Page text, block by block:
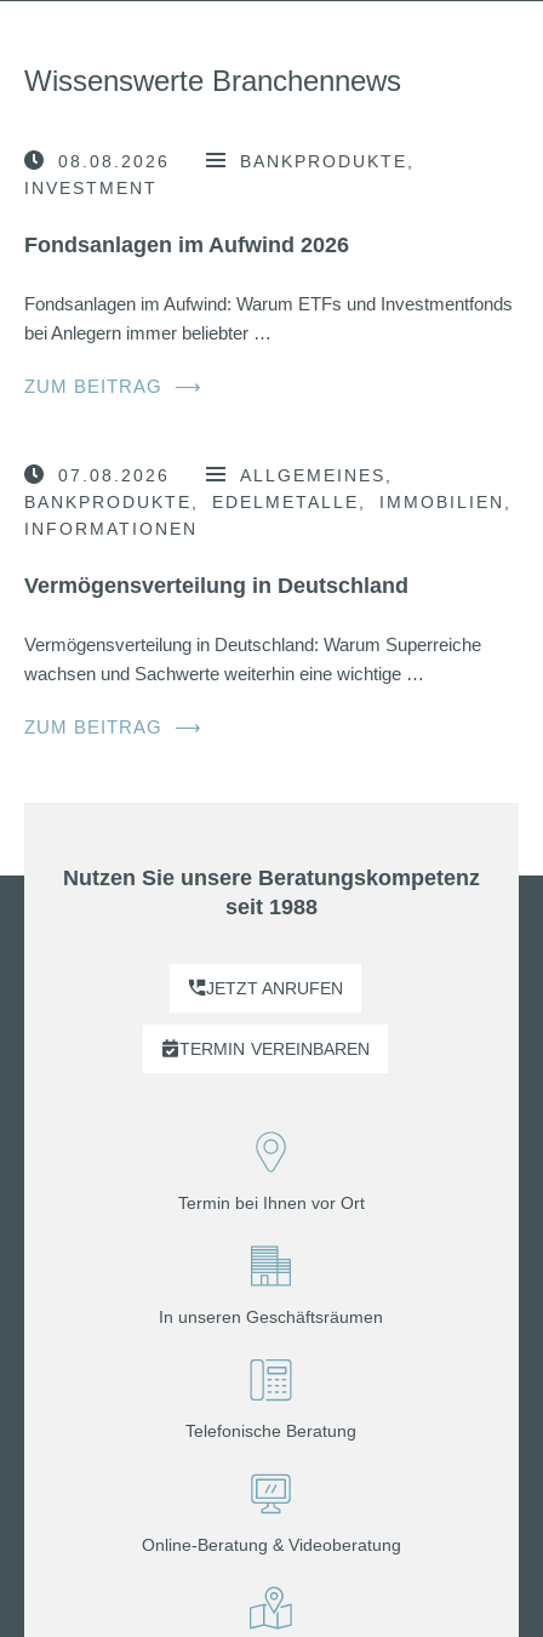
Wissenswerte Branchennews
08.08.2026
BANKPRODUKTE
INVESTMENT
Fondsanlagen im Aufwind 2026
Fondsanlagen im Aufwind: Warum ETFs und Investmentfonds
bei Anlegern immer beliebter …
ZUM BEITRAG ⟶
07.08.2026
ALLGEMEINES
BANKPRODUKTE
EDELMETALLE
IMMOBILIEN
INFORMATIONEN
Vermögensverteilung in Deutschland
Vermögensverteilung in Deutschland: Warum Superreiche
wachsen und Sachwerte weiterhin eine wichtige …
ZUM BEITRAG ⟶
Nutzen Sie unsere Beratungskompetenz
seit 1988
JETZT ANRUFEN
TERMIN VEREINBAREN
Termin bei Ihnen vor Ort
In unseren Geschäftsräumen
Telefonische Beratung
Online-Beratung & Videoberatung